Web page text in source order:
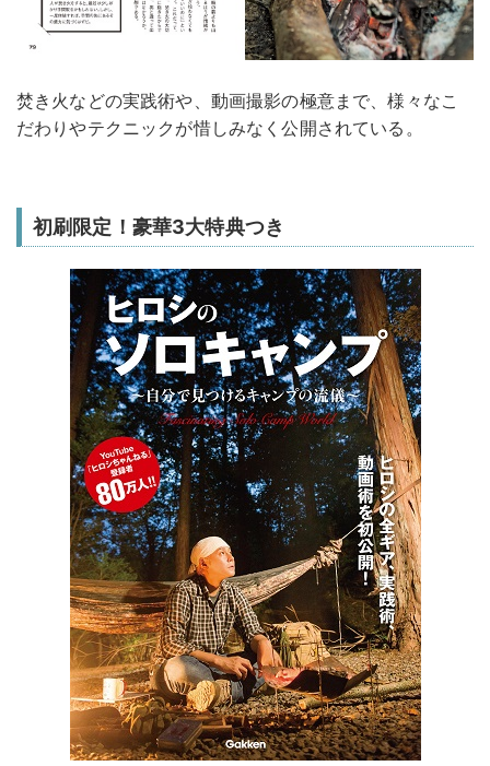
焚き火などの実践術や、動画撮影の極意まで、様々なこ
だわりやテクニックが惜しみなく公開されている。
初刷限定！豪華3大特典つき